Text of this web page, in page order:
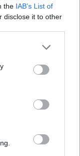
the IAB’s List of
disclose it to other